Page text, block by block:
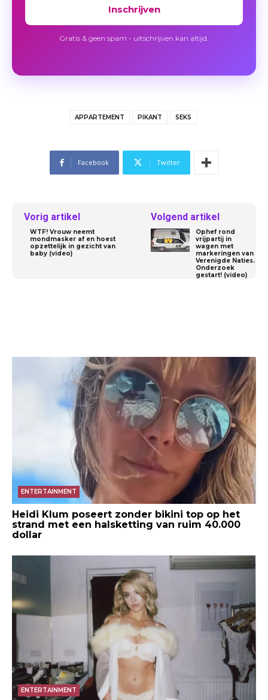
Inschrijven
Gratis & geen spam - uitschrijven kan altijd.
APPARTEMENT PIKANT SEKS
Facebook Twitter
Vorig artikel
WTF! Vrouw neemt
mondmasker af en hoest
opzettelijk in gezicht van
baby (video)
Volgend artikel
Ophef rond
vrijpartij in
wagen met
markeringen van
Verenigde Naties.
Onderzoek
gestart! (video)
ENTERTAINMENT
Heidi Klum poseert zonder bikini top op het
strand met een halsketting van ruim 40.000
dollar
ENTERTAINMENT